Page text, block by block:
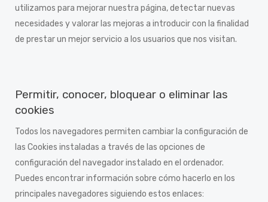
utilizamos para mejorar nuestra página, detectar nuevas
necesidades y valorar las mejoras a introducir con la finalidad
de prestar un mejor servicio a los usuarios que nos visitan.
Permitir, conocer, bloquear o eliminar las
cookies
Todos los navegadores permiten cambiar la configuración de
las Cookies instaladas a través de las opciones de
configuración del navegador instalado en el ordenador.
Puedes encontrar información sobre cómo hacerlo en los
principales navegadores siguiendo estos enlaces: